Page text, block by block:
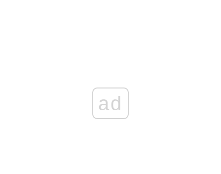
ad